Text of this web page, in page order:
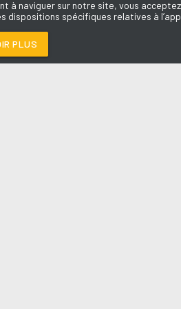
à naviguer sur notre site, vous
dispositions spécifiques relatives à
PLUS